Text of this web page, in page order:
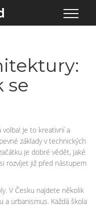
se
Je to kreativní a
základy v technických
je dobré vědět, jaké
rozvíjet již před nástupem
V Česku najdete několik
urbanismus. Každá škola